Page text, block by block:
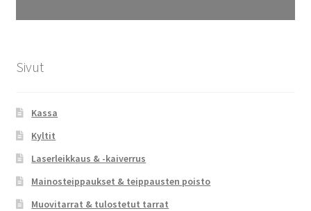
Sivut
Kassa
Kyltit
Laserleikkaus & -kaiverrus
Mainosteippaukset & teippausten poisto
Muovitarrat & tulostetut tarrat